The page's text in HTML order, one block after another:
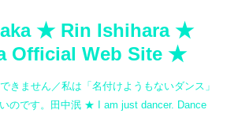
★ Rin Ishihara ★
Official Web Site ★
きません／私は「名付けようもないダンス」
のです。田中泯 ★ I am just dancer. Dance